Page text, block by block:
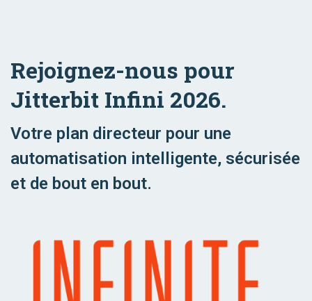
Rejoignez-nous pour
Jitterbit Infini 2026.
Votre plan directeur pour une
automatisation intelligente, sécurisée
et de bout en bout.